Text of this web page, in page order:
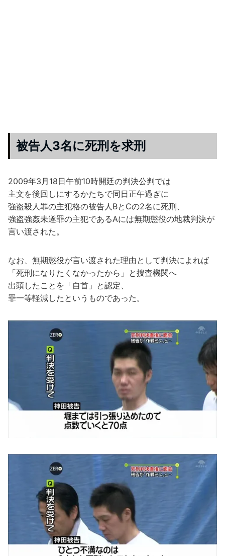
被告人3名に死刑を求刑
2009年3月18日午前10時開廷の判決公判では
主文を後回しにするかたちで同日正午過ぎに
強盗殺人罪の主犯格の被告人BとCの2名に死刑、
強盗強姦未遂罪の主犯であるAには無期懲役の地裁判決が
言い渡された。
なお、無期懲役が言い渡された理由として判決によれば
「死刑になりたくなかったから」と捜査機関へ
出頭したことを「自首」と認定、
罪一等軽減したというものであった。